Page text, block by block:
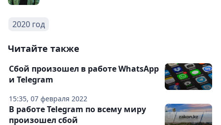
2020 год
Читайте также
15:35, 07 февраля 2022
Сбой произошел в работе WhatsApp
и Telegram
В работе Telegram по всему миру
произошел сбой